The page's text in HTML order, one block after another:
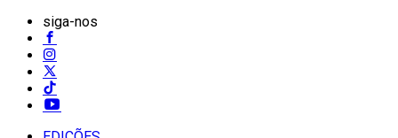
siga-nos